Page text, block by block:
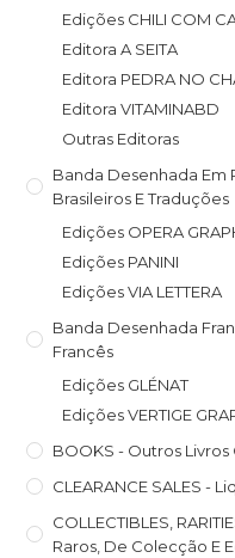
Edições CHILI COM
Editora A SEITA
Editora PEDRA NO
Editora VITAMINABD
Outras Editoras
Banda Desenhada Em
Brasileiros E Traduções
Edições OPERA
Edições PANINI
Edições VIA LETTERA
Banda Desenhada
Francês
Edições GLÉNAT
Edições VERTIGE
BOOKS - Outros
CLEARANCE SALES -
COLLECTIBLES,
Raros, De Colecção E